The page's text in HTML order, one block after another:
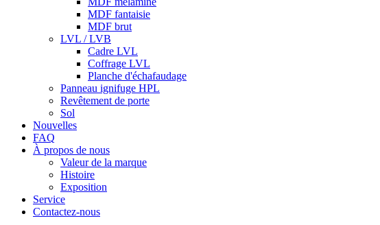
MDF fantaisie
MDF brut
LVL / LVB
Cadre LVL
Coffrage LVL
Planche d'échafaudage
Panneau ignifuge HPL
Revêtement de porte
Sol
Nouvelles
FAQ
À propos de nous
Valeur de la marque
Histoire
Exposition
Service
Contactez-nous